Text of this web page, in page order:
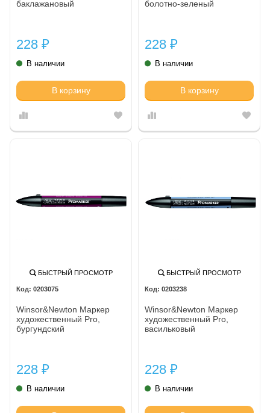
баклажановый
228 ₽
В наличии
В корзину
болотно-зеленый
228 ₽
В наличии
В корзину
БЫСТРЫЙ ПРОСМОТР
0203075
Winsor&Newton Маркер
художественный Pro,
бургундский
228 ₽
В наличии
БЫСТРЫЙ ПРОСМОТР
0203238
Winsor&Newton Маркер
художественный Pro,
васильковый
228 ₽
В наличии